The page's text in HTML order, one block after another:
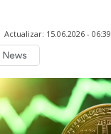
Actualizar: 15.06.2026 - 06:39